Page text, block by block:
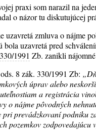
praxi som narazil na
o názor tu diskutujúcej
uzavretá zmluva o nájme
bola uzavretá pred
330/1991 Zb. zanikli
8 zák. 330/1991 Zb:
úprav alebo
a registrácia
o nájme pôvodných
pri prevádzkovaní podniku
pozemkov